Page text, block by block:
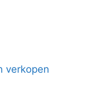
verkopen